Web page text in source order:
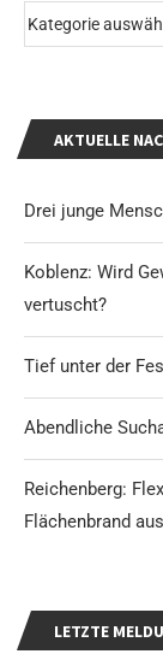
AKTUELLE
Drei junge
Koblenz: Wird
vertuscht?
Tief unter der
Abendliche
Reichenberg:
Flächenbrand aus
LETZTE